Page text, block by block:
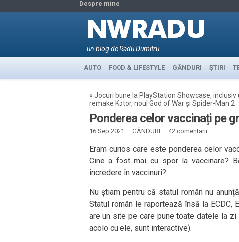
Despre mine
un blog de Radu Dumitru
AUTO FOOD & LIFESTYLE GÂNDURI ȘTIRI
« Jocuri bune la PlayStation Showcase, inclusiv
remake Kotor, noul God of War și Spider-Man 2
Ponderea celor vaccinați pe
16 Sep 2021 · GÂNDURI · 42 comentarii
Eram curios care este ponderea celor
Cine a fost mai cu spor la vaccinare?
încredere în vaccinuri?
Nu știam pentru că statul român nu
Statul român le raportează însă la ECDC,
are un site pe care pune toate datele la
acolo cu ele, sunt interactive).